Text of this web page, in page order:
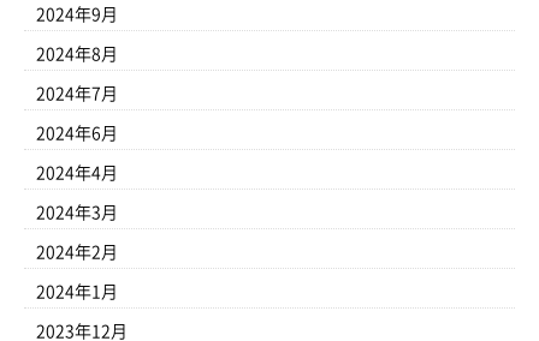
2024年9月
2024年8月
2024年7月
2024年6月
2024年4月
2024年3月
2024年2月
2024年1月
2023年12月